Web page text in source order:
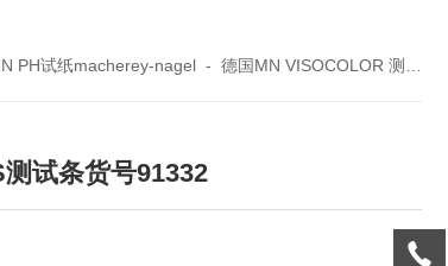
PH试纸macherey-nagel- 德国MN VISOCOLOR 测试盒
试条货号91332